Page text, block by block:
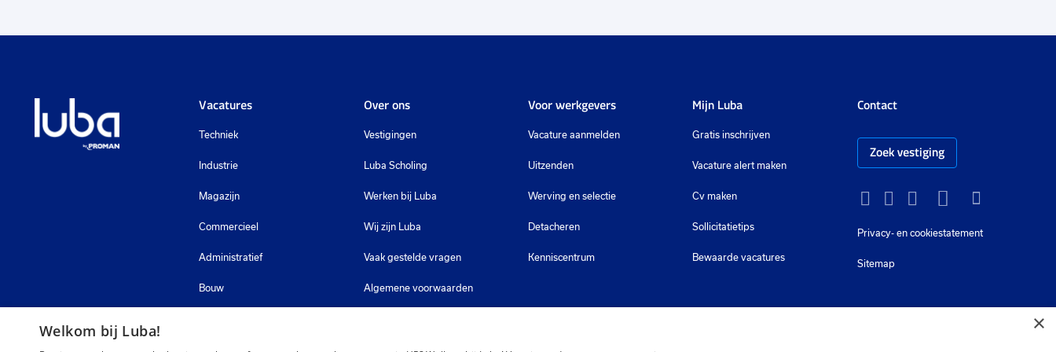
Vacatures
Techniek
Industrie
Magazijn
Commercieel
Administratief
Bouw
Over ons
Vestigingen
Luba Scholing
Werken bij Luba
Wij zijn Luba
Vaak gestelde vragen
Algemene voorwaarden
Voor werkgevers
Vacature aanmelden
Uitzenden
Werving en selectie
Detacheren
Kenniscentrum
Mijn Luba
Gratis inschrijven
Vacature alert maken
Cv maken
Sollicitatietips
Bewaarde vacatures
Contact
Zoek vestiging
Privacy- en cookiestatement
Sitemap
×
Welkom bij Luba!